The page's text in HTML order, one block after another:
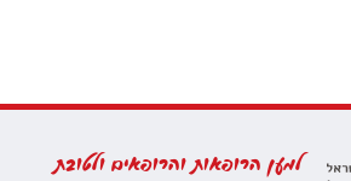
למען הרופאות והרופאים ולטובת